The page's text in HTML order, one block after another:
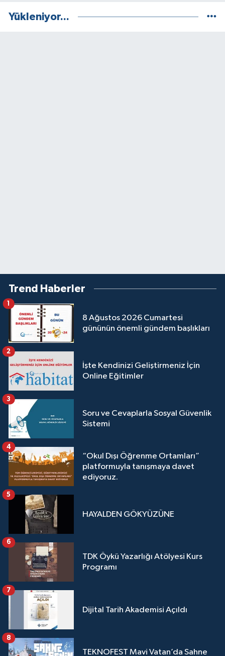
Yükleniyor...
Trend Haberler
8 Ağustos 2026 Cumartesi
gününün önemli gündem başlıkları
1
İşte Kendinizi Geliştirmeniz İçin
Online Eğitimler
2
Soru ve Cevaplarla Sosyal Güvenlik
Sistemi
3
“Okul Dışı Öğrenme Ortamları”
platformuyla tanışmaya davet
ediyoruz.
4
HAYALDEN GÖKYÜZÜNE
5
TDK Öykü Yazarlığı Atölyesi Kurs
Programı
6
Dijital Tarih Akademisi Açıldı
7
TEKNOFEST Mavi Vatan’da Sahne
8